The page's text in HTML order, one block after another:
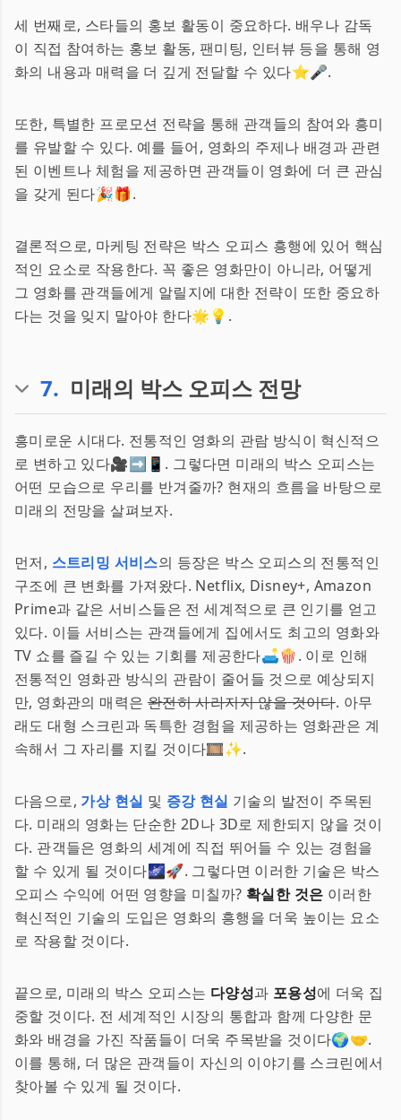
세 번째로, 스타들의 홍보 활동이 중요하다. 배우나 감독
이 직접 참여하는 홍보 활동, 팬미팅, 인터뷰 등을 통해 영
화의 내용과 매력을 더 깊게 전달할 수 있다⭐🎤.
또한, 특별한 프로모션 전략을 통해 관객들의 참여와 흥미
를 유발할 수 있다. 예를 들어, 영화의 주제나 배경과 관련
된 이벤트나 체험을 제공하면 관객들이 영화에 더 큰 관심
을 갖게 된다🎉🎁.
결론적으로, 마케팅 전략은 박스 오피스 흥행에 있어 핵심
적인 요소로 작용한다. 꼭 좋은 영화만이 아니라, 어떻게
그 영화를 관객들에게 알릴지에 대한 전략이 또한 중요하
다는 것을 잊지 말아야 한다🌟💡.
7. 미래의 박스 오피스 전망
흥미로운 시대다. 전통적인 영화의 관람 방식이 혁신적으
로 변하고 있다🎥➡️📱. 그렇다면 미래의 박스 오피스는
어떤 모습으로 우리를 반겨줄까? 현재의 흐름을 바탕으로
미래의 전망을 살펴보자.
먼저, 스트리밍 서비스의 등장은 박스 오피스의 전통적인
구조에 큰 변화를 가져왔다. Netflix, Disney+, Amazon
Prime과 같은 서비스들은 전 세계적으로 큰 인기를 얻고
있다. 이들 서비스는 관객들에게 집에서도 최고의 영화와
TV 쇼를 즐길 수 있는 기회를 제공한다🛋️🍿. 이로 인해
전통적인 영화관 방식의 관람이 줄어들 것으로 예상되지
만, 영화관의 매력은완전히 사라지지 않을 것이다. 아무
래도 대형 스크린과 독특한 경험을 제공하는 영화관은 계
속해서 그 자리를 지킬 것이다🎞️✨.
다음으로, 가상 현실 및 증강 현실 기술의 발전이 주목된
다. 미래의 영화는 단순한 2D나 3D로 제한되지 않을 것이
다. 관객들은 영화의 세계에 직접 뛰어들 수 있는 경험을
할 수 있게 될 것이다🌌🚀. 그렇다면 이러한 기술은 박스
오피스 수익에 어떤 영향을 미칠까? 확실한 것은 이러한
혁신적인 기술의 도입은 영화의 흥행을 더욱 높이는 요소
로 작용할 것이다.
끝으로, 미래의 박스 오피스는 다양성과 포용성에 더욱 집
중할 것이다. 전 세계적인 시장의 통합과 함께 다양한 문
화와 배경을 가진 작품들이 더욱 주목받을 것이다🌍🤝.
이를 통해, 더 많은 관객들이 자신의 이야기를 스크린에서
찾아볼 수 있게 될 것이다.